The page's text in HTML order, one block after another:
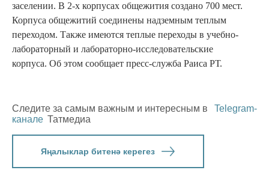
заселении. В 2-х корпусах общежития создано 700 мест.
Корпуса общежитий соединены надземным теплым
переходом. Также имеются теплые переходы в учебно-
лабораторный и лабораторно-исследовательские
корпуса. Об этом сообщает пресс-служба Раиса РТ.
Следите за самым важным и интересным в
Telegram-
канале Татмедиа
Яңалыклар битенә керегез